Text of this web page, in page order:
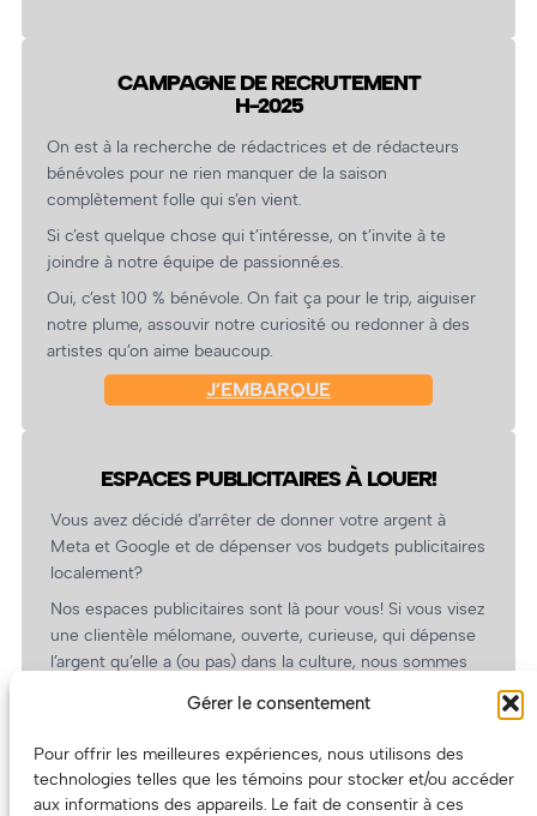
Gérer le consentement
Pour offrir les meilleures expériences, nous utilisons des
technologies telles que les témoins pour stocker et/ou accéder
aux informations des appareils. Le fait de consentir à ces
CAMPAGNE DE RECRUTEMENT
H-2025
On est à la recherche de rédactrices et de rédacteurs
bénévoles pour ne rien manquer de la saison
complètement folle qui s’en vient.
Si c’est quelque chose qui t’intéresse, on t’invite à te
joindre à notre équipe de passionné.es.
Oui, c’est 100 % bénévole. On fait ça pour le trip, aiguiser
notre plume, assouvir notre curiosité ou redonner à des
artistes qu’on aime beaucoup.
J’EMBARQUE
ESPACES PUBLICITAIRES À LOUER!
Vous avez décidé d’arrêter de donner votre argent à
Meta et Google et de dépenser vos budgets publicitaires
localement?
Nos espaces publicitaires sont là pour vous! Si vous visez
une clientèle mélomane, ouverte, curieuse, qui dépense
l’argent qu’elle a (ou pas) dans la culture, nous sommes
revient.
(Oui, on va avoir des tarifs spéciaux pour vous, les